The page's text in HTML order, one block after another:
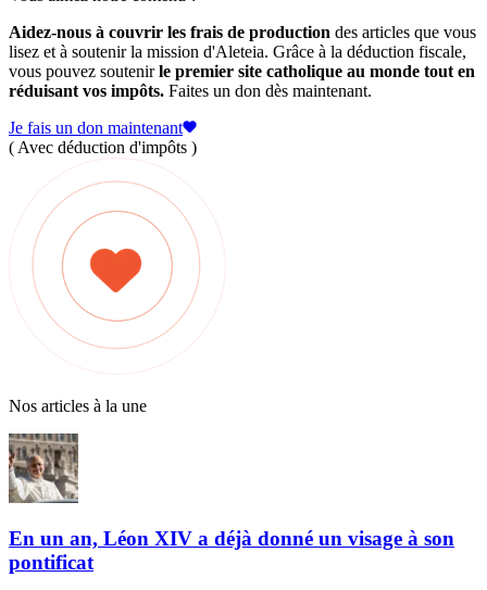
Aidez-nous à couvrir les frais de production des articles que vous
lisez et à soutenir la mission d'Aleteia. Grâce à la déduction fiscale,
vous pouvez soutenirle premier site catholique au monde tout en
réduisant vos impôts. Faites un don dès maintenant.
Je fais un don maintenant
( Avec déduction d'impôts )
Nos articles à la une
En un an, Léon XIV a déjà donné un visage à son
pontificat